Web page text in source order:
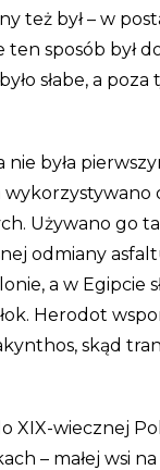
też był – w
ten sposób był
słabe, a
nie była
Używano go
odmiany
a w Egipcie
Herodot
skąd
XIX-wiecznej
– małej wsi